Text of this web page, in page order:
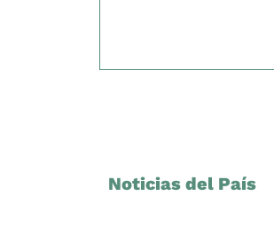
Noticias del País